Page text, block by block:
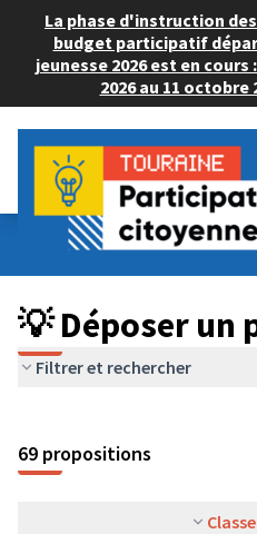
La phase d'instruction
budget participatif
jeunesse 2026 est en cours
2026 au 11 octobre
Budget Participatif ADULTE
💡 Déposer un projet
💡 Déposer un
Filtrer et rechercher
69 propositions